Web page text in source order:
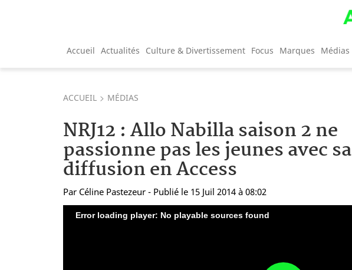
Accueil Actualités Culture & Divertissement Focus Marques Médias
ACCUEIL MÉDIAS
NRJ12 : Allo Nabilla saison 2 ne
passionne pas les jeunes avec sa
diffusion en Access
Par Céline Pastezeur - Publié le 15 Juil 2014 à 08:02
Error loading player: No playable sources found